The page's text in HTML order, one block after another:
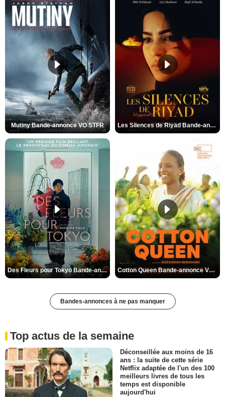
Mutiny Bande-annonce VO STFR Les Silences de Riyad Bande-annonce VO STFR
Des Fleurs pour Tokyo Bande-annonce VO STFR Cotton Queen Bande-annonce VO STFR
Bandes-annonces à ne pas manquer
Top actus de la semaine
Déconseillée aux moins de 16
ans : la suite de cette série
Netflix adaptée de l'un des 100
meilleurs livres de tous les
temps est disponible
aujourd'hui